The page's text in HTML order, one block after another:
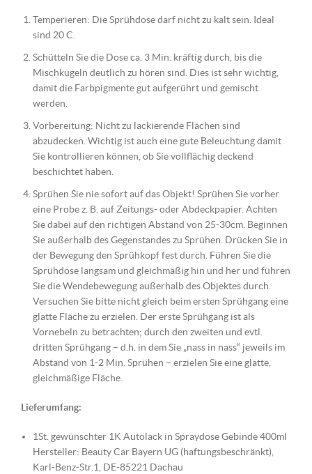
Temperieren: Die Sprühdose darf nicht zu kalt sein. Ideal
sind 20 C.
Schütteln Sie die Dose ca. 3 Min. kräftig durch, bis die
Mischkugeln deutlich zu hören sind. Dies ist sehr wichtig,
damit die Farbpigmente gut aufgerührt und gemischt
werden.
Vorbereitung: Nicht zu lackierende Flächen sind
abzudecken. Wichtig ist auch eine gute Beleuchtung damit
Sie kontrollieren können, ob Sie vollflächig deckend
beschichtet haben.
Sprühen Sie nie sofort auf das Objekt! Sprühen Sie vorher
eine Probe z. B. auf Zeitungs- oder Abdeckpapier. Achten
Sie dabei auf den richtigen Abstand von 25-30cm. Beginnen
Sie außerhalb des Gegenstandes zu Sprühen. Drücken Sie in
der Bewegung den Sprühkopf fest durch. Führen Sie die
Sprühdose langsam und gleichmäßig hin und her und führen
Sie die Wendebewegung außerhalb des Objektes durch.
Versuchen Sie bitte nicht gleich beim ersten Sprühgang eine
glatte Fläche zu erzielen. Der erste Sprühgang ist als
Vornebeln zu betrachten; durch den zweiten und evtl.
dritten Sprühgang – d.h. in dem Sie „nass in nass“ jeweils im
Abstand von 1-2 Min. Sprühen – erzielen Sie eine glatte,
gleichmäßige Fläche.
Lieferumfang:
1St. gewünschter 1K Autolack in Spraydose Gebinde 400ml
Hersteller: Beauty Car Bayern UG (haftungsbeschränkt),
Karl-Benz-Str.1, DE-85221 Dachau